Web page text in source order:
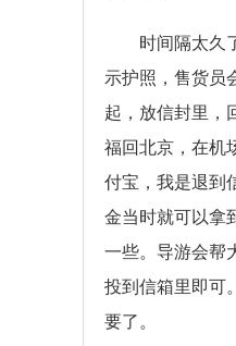
时间隔太久了
示护照，售货员
起，放信封里，
福回北京，在机
付宝，我是退到
金当时就可以拿
一些。导游会帮
投到信箱里即可
要了。